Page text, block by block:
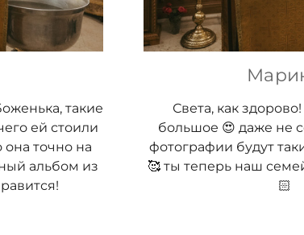
такие
ей стоили
она точно на
альбом из
Света, как
большое 😍 даже не
фотографии будут
🥰 ты теперь наш
🏻